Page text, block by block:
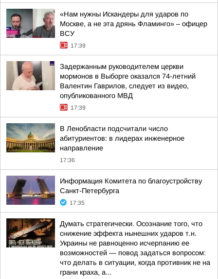
«Нам нужны Искандеры для ударов по
Москве, а не эта дрянь Фламинго» – офицер
ВСУ
17:39
Задержанным руководителем церкви
мормонов в Выборге оказался 74-летний
Валентин Гаврилов, следует из видео,
опубликованного МВД
17:39
В Ленобласти подсчитали число
абитуриентов: в лидерах инженерное
направление
17:36
Информация Комитета по благоустройству
Санкт-Петербурга
17:35
Думать стратегически. Осознание того, что
снижение эффекта нынешних ударов т.н.
Украины не равноценно исчерпанию ее
возможностей — повод задаться вопросом:
что делать в ситуации, когда противник не на
грани краха, а...